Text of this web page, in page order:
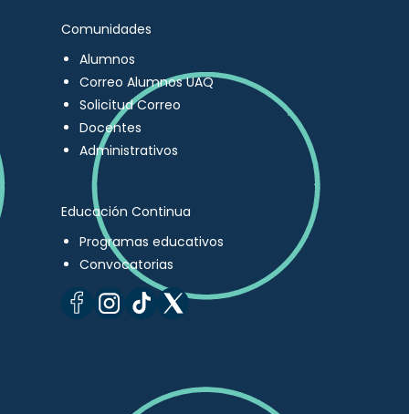
Comunidades
Alumnos
Correo Alumnos UAQ
Solicitud Correo
Docentes
Administrativos
Educación Continua
Programas educativos
Convocatorias